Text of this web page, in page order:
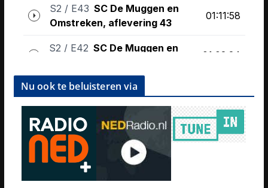
Nu ook te beluisteren via